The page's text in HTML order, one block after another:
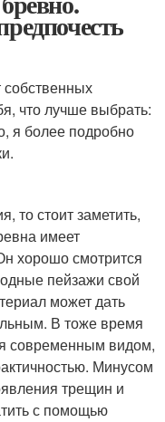
собственных
что лучше выбрать:
я более подробно
то стоит заметить,
имеет
хорошо смотрится
пейзажи свой
может дать
В тоже время
современным видом,
Минусом
трещин и
с помощью